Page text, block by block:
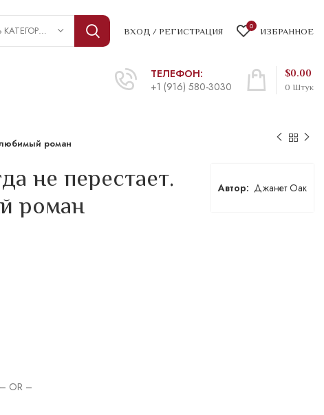
ВЫБРАТЬ КАТЕГОРИЮ ВХОД / РЕГИСТРАЦИЯ 0 ИЗБРАННОЕ
ТЕЛЕФОН:
+1 (916) 580-3030
0 Штук
$0.00
роман
Джанет Оак
не перестает.
роман
– OR –